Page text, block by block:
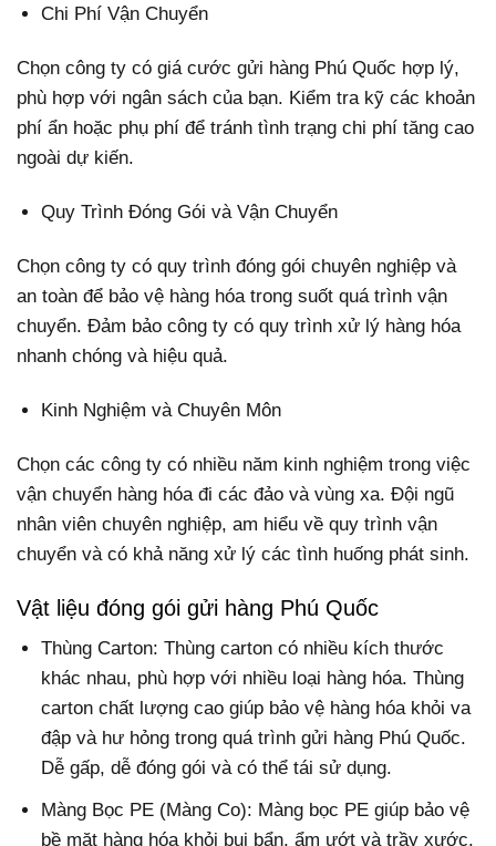
Chi Phí Vận Chuyển
Chọn công ty có giá cước gửi hàng Phú Quốc hợp lý,
phù hợp với ngân sách của bạn. Kiểm tra kỹ các khoản
phí ẩn hoặc phụ phí để tránh tình trạng chi phí tăng cao
ngoài dự kiến.
Quy Trình Đóng Gói và Vận Chuyển
Chọn công ty có quy trình đóng gói chuyên nghiệp và
an toàn để bảo vệ hàng hóa trong suốt quá trình vận
chuyển. Đảm bảo công ty có quy trình xử lý hàng hóa
nhanh chóng và hiệu quả.
Kinh Nghiệm và Chuyên Môn
Chọn các công ty có nhiều năm kinh nghiệm trong việc
vận chuyển hàng hóa đi các đảo và vùng xa. Đội ngũ
nhân viên chuyên nghiệp, am hiểu về quy trình vận
chuyển và có khả năng xử lý các tình huống phát sinh.
Vật liệu đóng gói gửi hàng Phú Quốc
Thùng Carton: Thùng carton có nhiều kích thước
khác nhau, phù hợp với nhiều loại hàng hóa. Thùng
carton chất lượng cao giúp bảo vệ hàng hóa khỏi va
đập và hư hỏng trong quá trình gửi hàng Phú Quốc.
Dễ gấp, dễ đóng gói và có thể tái sử dụng.
Màng Bọc PE (Màng Co): Màng bọc PE giúp bảo vệ
bề mặt hàng hóa khỏi bụi bẩn, ẩm ướt và trầy xước.